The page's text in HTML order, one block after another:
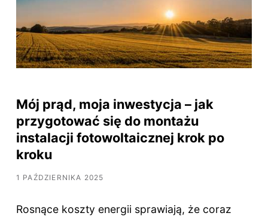
Mój prąd, moja inwestycja – jak
przygotować się do montażu
instalacji fotowoltaicznej krok po
kroku
1 PAŹDZIERNIKA 2025
Rosnące koszty energii sprawiają, że coraz